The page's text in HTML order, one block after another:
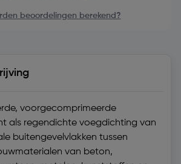
beoordelingen berekend?
voorgecomprimeerde
als regendichte voegdichting van
buitengevelvlakken tussen
van beton,